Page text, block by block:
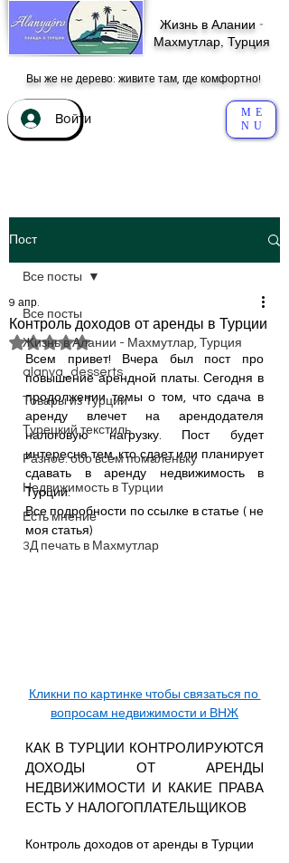
Жизнь в Алании -
Махмутлар, Турция
Вы же не дерево: живите там, где комфортно!
Войти
ME
NU
Пост
Все посты
Жизнь в Алании - Махмутлар, Турция
alanya_desserts
Товары из Турции
Турецкий текстиль
Разное: обо всем помаленьку
Недвижимость в Турции
Есть мнение
3Д печать в Махмутлар
Все посты
Контроль доходов от аренды в Турции
9 апр.
Оценка: не число из 5 звезд.
Всем привет! Вчера был пост про
повышение арендной платы. Сегодня в
продолжении темы о том, что сдача в
аренду влечет на арендодателя
налоговую нагрузку. Пост будет
интересна тем, кто сдает или планирует
сдавать в аренду недвижимость в
Турции.
Все подробности по ссылке в статье ( не
моя статья)
Кликни по картинке чтобы связаться по
вопросам недвижимости и ВНЖ
КАК В ТУРЦИИ КОНТРОЛИРУЮТСЯ
ДОХОДЫ ОТ АРЕНДЫ
НЕДВИЖИМОСТИ И КАКИЕ ПРАВА
ЕСТЬ У НАЛОГОПЛАТЕЛЬЩИКОВ
Контроль доходов от аренды в Турции